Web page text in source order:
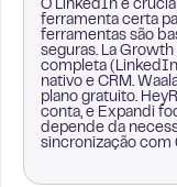
O LinkedIn é
ferramenta certa
ferramentas são
seguras. La
completa
nativo e CRM.
plano gratuito.
conta, e Expandi
depende da
sincronização com